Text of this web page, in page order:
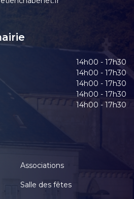
14h00 - 17h30
14h00 - 17h30
14h00 - 17h30
14h00 - 17h30
14h00 - 17h30
Associations
Salle des fêtes